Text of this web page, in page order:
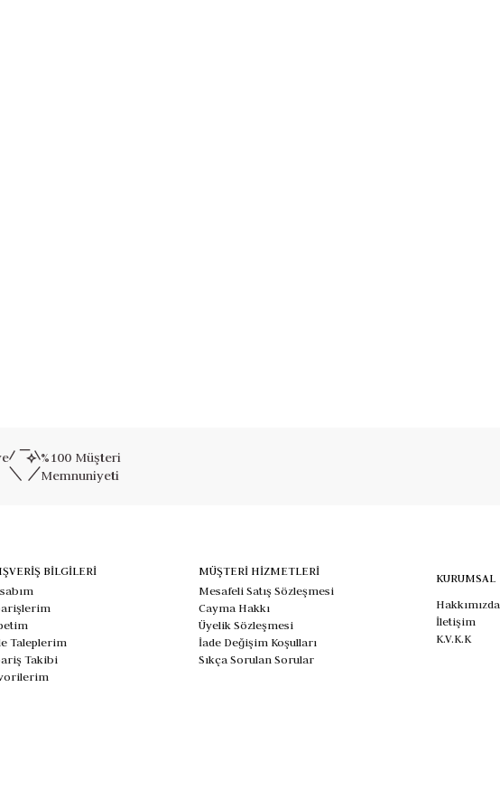
%100 Müşteri
Memnuniyeti
BİLGİLERİ
Taleplerim
Takibi
MÜŞTERİ HİZMETLERİ
Mesafeli Satış Sözleşmesi
Cayma Hakkı
Üyelik Sözleşmesi
İade Değişim Koşulları
Sıkça Sorulan Sorular
KURUMSAL
Hakkımızda
İletişim
K.V.K.K